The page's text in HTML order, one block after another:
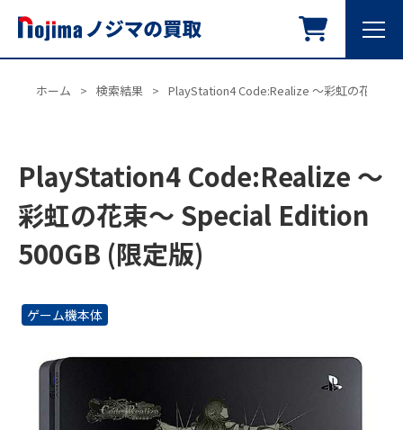
ホーム > 検索結果 > PlayStation4 Code:Realize ～彩虹の花束～
PlayStation4 Code:Realize ～
彩虹の花束～ Special Edition
500GB (限定版)
ゲーム機本体